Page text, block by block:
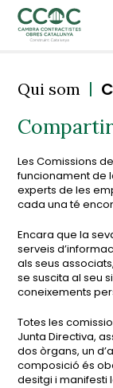
Qui som |
Les Comissions
funcionament de
experts de les
cada una té
Encara que la
serveis
als seus
se suscita al seu
coneixements
Totes les
Junta Directiva,
dos òrgans, un
composició és
desitgi i manifesti